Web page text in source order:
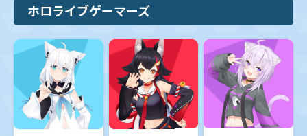
ホロライブゲーマーズ